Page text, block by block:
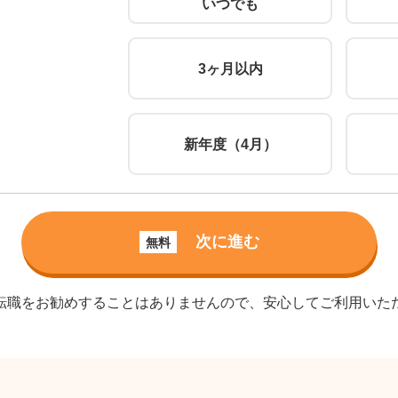
いつでも
3ヶ月以内
新年度（4月）
無料 次に進む
をお勧めすることはありませんので、安心してご利用いた